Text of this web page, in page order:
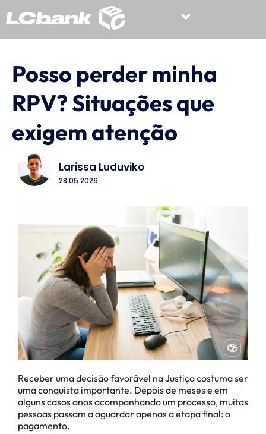
Posso perder minha
RPV? Situações que
exigem atenção
Larissa Luduviko
28.05.2026
Receber uma decisão favorável na Justiça costuma ser
uma conquista importante. Depois de meses e em
alguns casos anos acompanhando um processo, muitas
pessoas passam a aguardar apenas a etapa final: o
pagamento.